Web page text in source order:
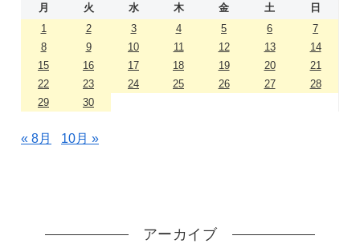
月 火 水 木 金 土
日
1
2 3 4 5 6
7
8
9 10 11 12 13
14
15
16 17 18 19 20
21
22
23 24 25 26 27
28
29
30
« 8月 10月 »
アーカイブ